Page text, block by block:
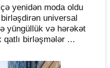
yenidən moda oldu
universal
yüngüllük və hərəkət
qatlı birləşmələr ...